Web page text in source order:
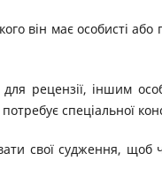
він має особисті або
рецензії, іншим
спеціальної
свої судження, щоб